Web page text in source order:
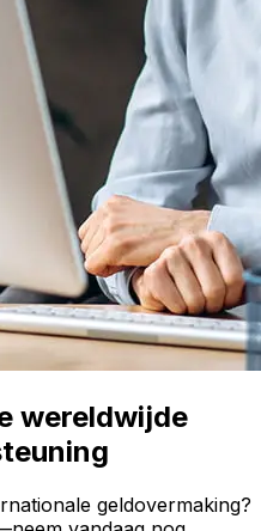
wereldwijde
geldovermaking?